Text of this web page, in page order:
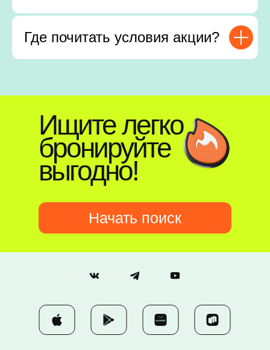
Где почитать условия акции?
Ищите легко
бронируйте
выгодно!
Начать поиск